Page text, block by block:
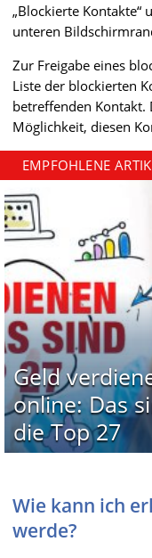
„Blockierte Kontakte“
unteren
Zur Freigabe eines
Liste der blockierten
betreffenden Kontakt.
Möglichkeit, diesen
EMPFOHLENE
Geld
online: Das
die Top 27
Wie kann ich
werde?